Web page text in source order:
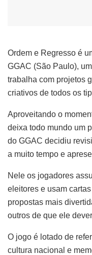
Ordem e Regresso é
GGAC (São Paulo),
trabalha com projetos
criativos de todos os
Aproveitando o
deixa todo mundo um
do GGAC decidiu
a muito tempo e
Nele os jogadores
eleitores e usam
propostas mais
outros de que ele
O jogo é lotado de
cultura nacional e